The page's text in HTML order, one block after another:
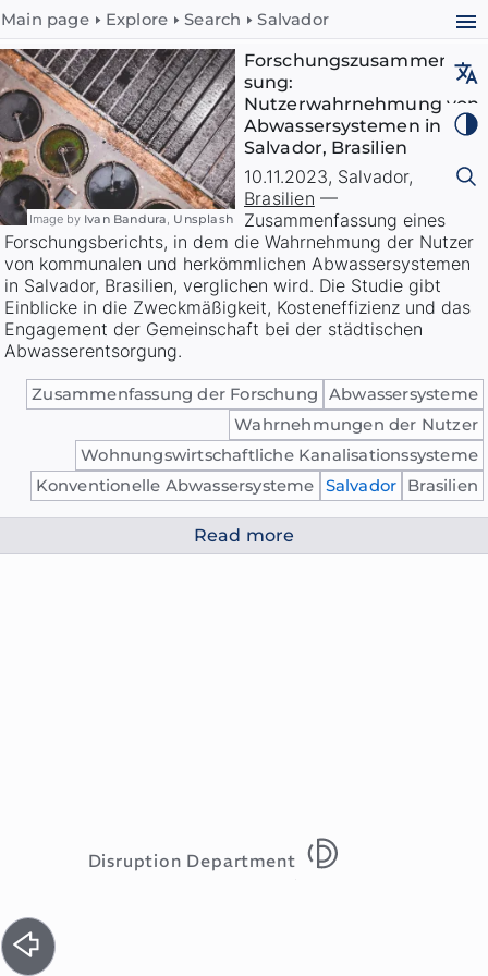
Main page Explore Search Salvador
Image by Ivan Bandura, Unsplash
Forschungszusammenfas
sung:
Nutzerwahrnehmung von
Abwassersystemen in
Salvador, Brasilien
Read more
10.11.2023, Salvador,
Brasilien —
Zusammenfassung eines
Forschungsberichts, in dem die Wahrnehmung der Nutzer
von kommunalen und herkömmlichen Abwassersystemen
in Salvador, Brasilien, verglichen wird. Die Studie gibt
Einblicke in die Zweckmäßigkeit, Kosteneffizienz und das
Engagement der Gemeinschaft bei der städtischen
Abwasserentsorgung.
Zusammenfassung der Forschung
Abwassersysteme
Wahrnehmungen der Nutzer
Wohnungswirtschaftliche Kanalisationssysteme
Konventionelle Abwassersysteme
Salvador Brasilien
Disruption Department